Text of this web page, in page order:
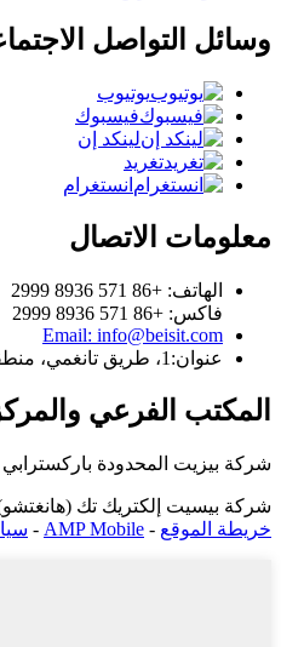
وسائل التواصل
يوتيوب
فيسبوك
لينكد إن
تغريد
انستغرام
معلومات الاتصال
الهاتف: +86 571 8936 2999
فاكس: +86 571 8936 2999
Email: info@beisit.com
عنوان: 1، طريق تانغمي، منطقة لينبينغ للتنمية الاقتصادية والتكنولوجية، هانغتشو، تشجيانغ، 311100، الصين
المكتب الفرعي
شركة بيزيت المحدودة باركسترابي 24، 65812 باد سودن آم تاونوس، هيسن، ألمانيا
شركة بيسيت إلكتريك تك (هانغتشو)
خريطة الموقع -
AMP Mobile
-